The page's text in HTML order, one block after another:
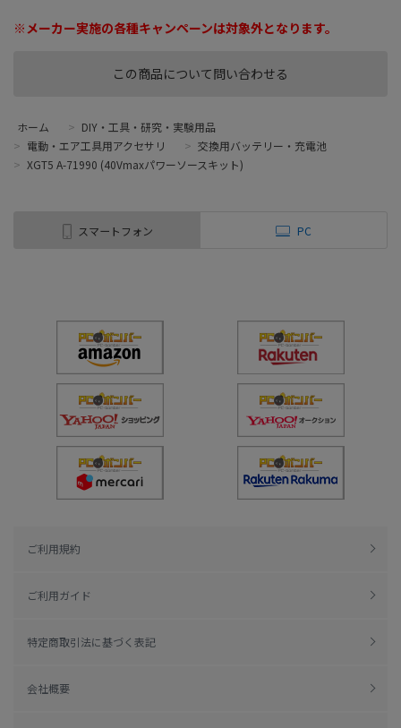
この商品について問い合わせる
※メーカー実施の各種キャンペーンは対象外となります。
ホーム > DIY・工具・研究・実験用品
> 電動・エア工具用アクセサリ > 交換用バッテリー・充電池
> XGT5 A-71990 (40Vmaxパワーソースキット)
スマートフォン PC
ご利用規約
ご利用ガイド
特定商取引法に基づく表記
会社概要